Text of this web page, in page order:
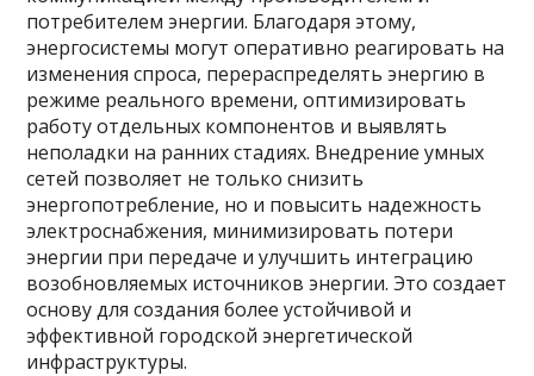
потребителем энергии. Благодаря этому,
энергосистемы могут оперативно реагировать на
изменения спроса, перераспределять энергию в
режиме реального времени, оптимизировать
работу отдельных компонентов и выявлять
неполадки на ранних стадиях. Внедрение умных
сетей позволяет не только снизить
энергопотребление, но и повысить надежность
электроснабжения, минимизировать потери
энергии при передаче и улучшить интеграцию
возобновляемых источников энергии. Это создает
основу для создания более устойчивой и
эффективной городской энергетической
инфраструктуры.